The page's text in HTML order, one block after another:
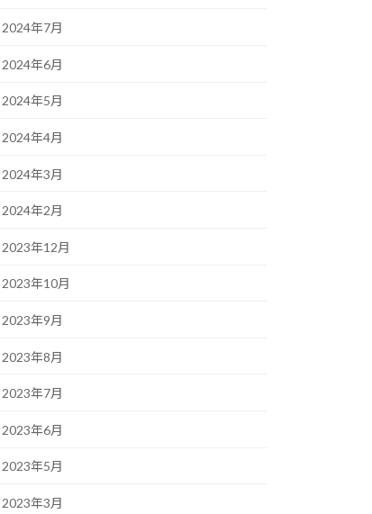
2024年7月
2024年6月
2024年5月
2024年4月
2024年3月
2024年2月
2023年12月
2023年10月
2023年9月
2023年8月
2023年7月
2023年6月
2023年5月
2023年3月